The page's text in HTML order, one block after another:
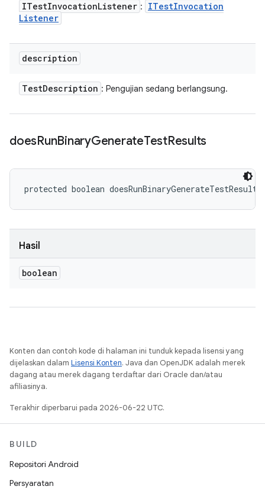
ITestInvocationListener : ITestInvocation
Listener
description
TestDescription : Pengujian sedang berlangsung.
doesRunBinaryGenerateTestResults
protected boolean
Hasil
boolean
Konten dan contoh kode di halaman ini tunduk kepada lisensi yang
dijelaskan dalam Lisensi Konten. Java dan OpenJDK adalah merek
dagang atau merek dagang terdaftar dari Oracle dan/atau
afiliasinya.
Terakhir diperbarui pada 2026-06-22 UTC.
BUILD
Repositori Android
Persyaratan